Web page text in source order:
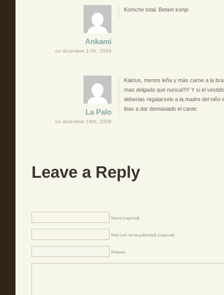
Ankami
on diciembre 17th, 2009
Komche total. Betam konjo
La Palo
on diciembre 18th, 2009
Kaktus, menos leña y más carne a la
mas delgada que nunca!!!!! Y si el
deberias regalarselo a la madre del niño
ibas a dar demasiado el cante.
Leave a Reply
Name (required)
Mail (will not be published) (required)
Website